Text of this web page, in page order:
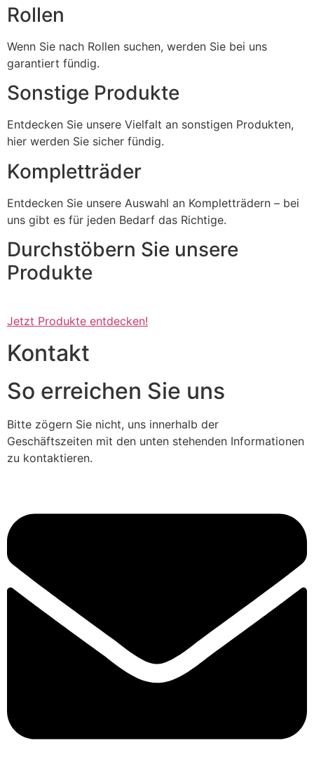
Rollen
Wenn Sie nach Rollen suchen, werden Sie bei uns
garantiert fündig.
Sonstige Produkte
Entdecken Sie unsere Vielfalt an sonstigen Produkten,
hier werden Sie sicher fündig.
Kompletträder
Entdecken Sie unsere Auswahl an Kompletträdern – bei
uns gibt es für jeden Bedarf das Richtige.
Durchstöbern Sie unsere
Produkte
Jetzt Produkte entdecken!
Kontakt
So erreichen Sie uns
Bitte zögern Sie nicht, uns innerhalb der
Geschäftszeiten mit den unten stehenden Informationen
zu kontaktieren.